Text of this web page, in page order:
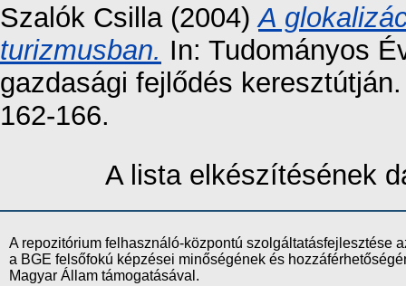
Szalók Csilla(2004)A
turizmusban. In: Tudományos
gazdasági fejlődés
162-166.
A lista elkészítésének
A repozitórium felhasználó-központú szolgáltatásfejlesztése
a BGE felsőfokú képzései minőségének és
Magyar Állam támogatásával.